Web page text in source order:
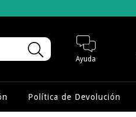
Ayuda
Política de Devolución